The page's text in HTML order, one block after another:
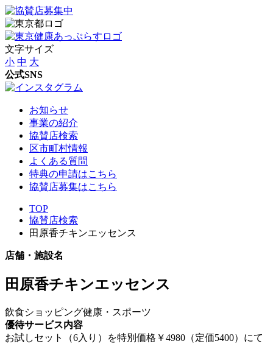
文字サイズ
小 中 大
公式SNS
お知らせ
事業の紹介
協賛店検索
区市町村情報
よくある質問
特典の申請はこちら
協賛店募集はこちら
TOP
協賛店検索
田原香チキンエッセンス
店舗・施設名
田原香チキンエッセンス
飲食ショッピング健康・スポーツ
優待サービス内容
お試しセット（6入り）を特別価格￥4980（定価5400）にて